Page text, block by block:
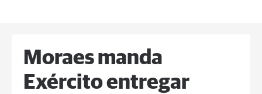
Moraes manda
Exército entregar